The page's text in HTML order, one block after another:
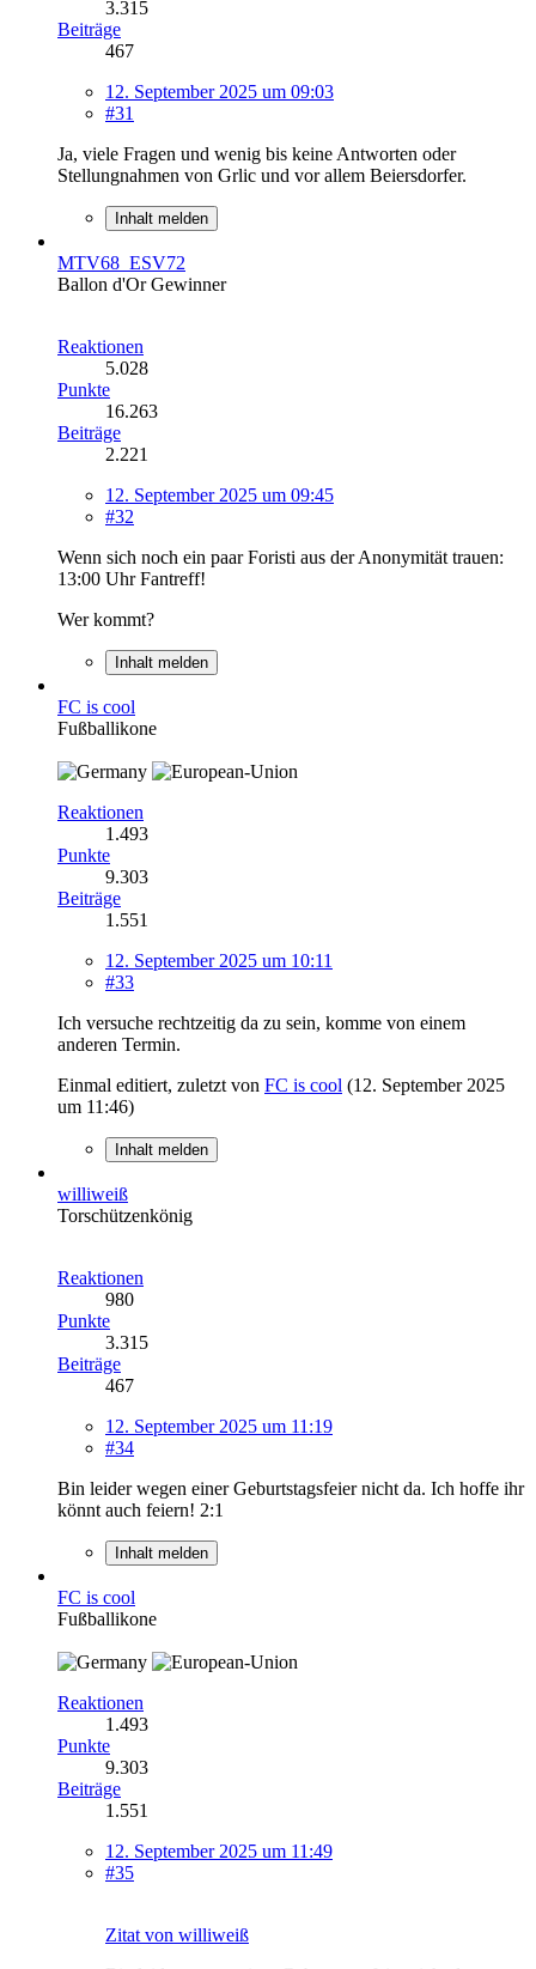
3.315
Beiträge
467
12. September 2025 um 09:03
#31
Ja, viele Fragen und wenig bis keine Antworten oder
Stellungnahmen von Grlic und vor allem Beiersdorfer.
Inhalt melden
MTV68_ESV72
Ballon d'Or Gewinner
Reaktionen
5.028
Punkte
16.263
Beiträge
2.221
12. September 2025 um 09:45
#32
Wenn sich noch ein paar Foristi aus der Anonymität trauen:
13:00 Uhr Fantreff!
Wer kommt?
Inhalt melden
FC is cool
Fußballikone
Reaktionen
1.493
Punkte
9.303
Beiträge
1.551
12. September 2025 um 10:11
#33
Ich versuche rechtzeitig da zu sein, komme von einem
anderen Termin.
Einmal editiert, zuletzt von FC is cool (12. September 2025
um 11:46)
Inhalt melden
williweiß
Torschützenkönig
Reaktionen
980
Punkte
3.315
Beiträge
467
12. September 2025 um 11:19
#34
Bin leider wegen einer Geburtstagsfeier nicht da. Ich hoffe ihr
könnt auch feiern! 2:1
Inhalt melden
FC is cool
Fußballikone
Reaktionen
1.493
Punkte
9.303
Beiträge
1.551
12. September 2025 um 11:49
#35
Zitat von williweiß